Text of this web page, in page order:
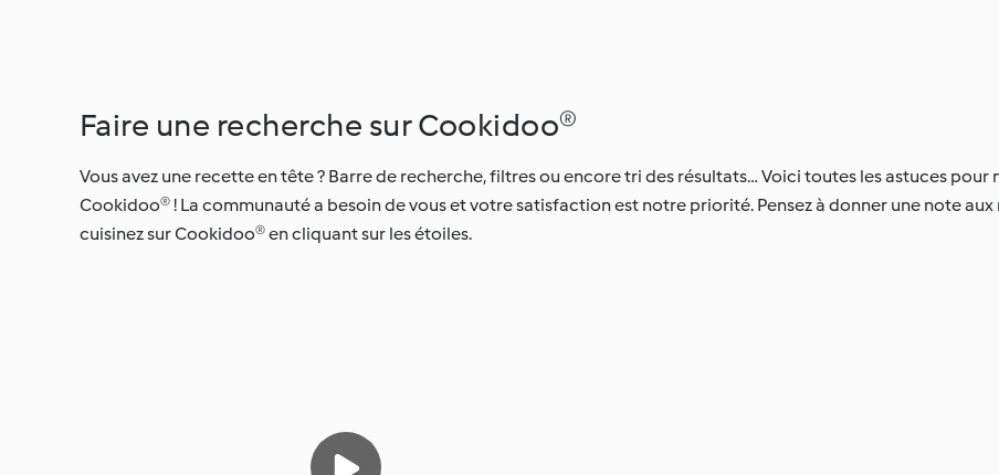
Faire une recherche sur Cookidoo®
Vous avez une recette en tête ? Barre de recherche, filtres ou encore tri des résultats… Voici toutes les astuces pour
Cookidoo® ! La communauté a besoin de vous et votre satisfaction est notre priorité. Pensez à donner une note
cuisinez sur Cookidoo® en cliquant sur les étoiles.